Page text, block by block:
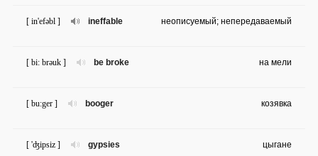
ineffable
[ in'efəbl ] неописуемый; непередаваемый
be broke
[ bi: brəuk ] на мели
booger
[ bu:ger ] козявка
gypsies
[ 'ʤipsiz ] цыгане